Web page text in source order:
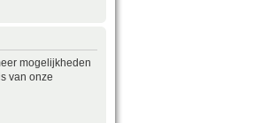
mogelijkheden
van onze